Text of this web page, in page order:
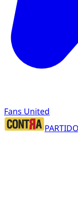
Fans United